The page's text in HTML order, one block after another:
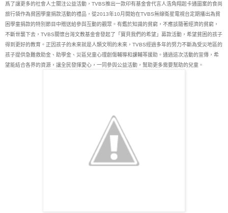
爲了讓更多的社會人士關注公益活動，TVBS推出一款印有基金會代言人浩角翔起卡通圖案的食尚
旅行袋作為貧困學童捐款活動的禮品，從2013年10月開始在TVBS無線衛星電視台定期播出為貧
困學童捐款的特別節目中贈送給參與互動的觀眾。有鑑於知識的貧窮，不應該隨著經濟的貧窮，
不斷世襲下去，TVBS關懷台灣文教基金會發起了「寶貝我們的希望」募款活動，希望貧困的孩子
得到更好的教育。正因孩子的未來就是人類文明的未來，TVBS經過多年的努力不斷為受災地區的
孩子提供急難救助金、助學金、災區兒童心理創傷輔導和課輔等援助。通過這次活動的宣傳，希
望能結合各界的資源，讓全民發揮愛心，一同參與公益活動，幫助更多需要幫助的兒童。